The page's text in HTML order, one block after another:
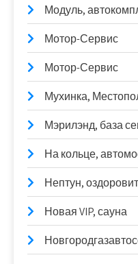
Модуль,
Мотор-Сервис
Мотор-Сервис
Мухинка,
Мэрилэнд, база
На кольце,
Нептун,
Новая VIP, сауна